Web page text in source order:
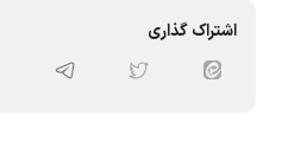
اشتراک گذاری